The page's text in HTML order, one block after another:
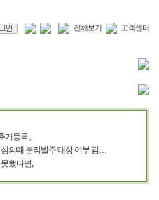
전체보기 고객센터
가등록,,
의때 분리발주 대상 여부 검…
했다면,,